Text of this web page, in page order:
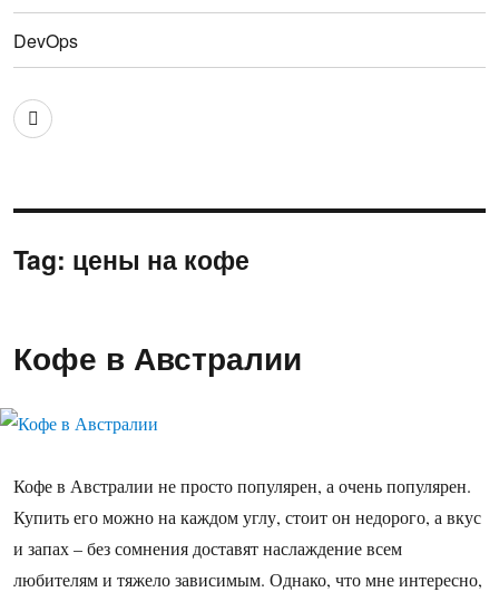
DevOps
Австралия
Tag: цены на кофе
Кофе в Австралии
Кофе в Австралии не просто популярен, а очень популярен.
Купить его можно на каждом углу, стоит он недорого, а вкус
и запах – без сомнения доставят наслаждение всем
любителям и тяжело зависимым. Однако, что мне интересно,